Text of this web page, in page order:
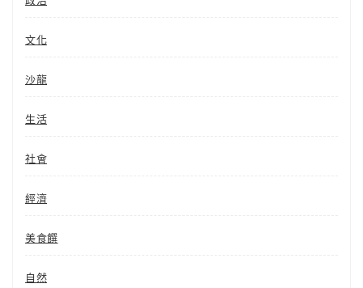
文化
沙龍
生活
社會
經濟
美食饌
自然